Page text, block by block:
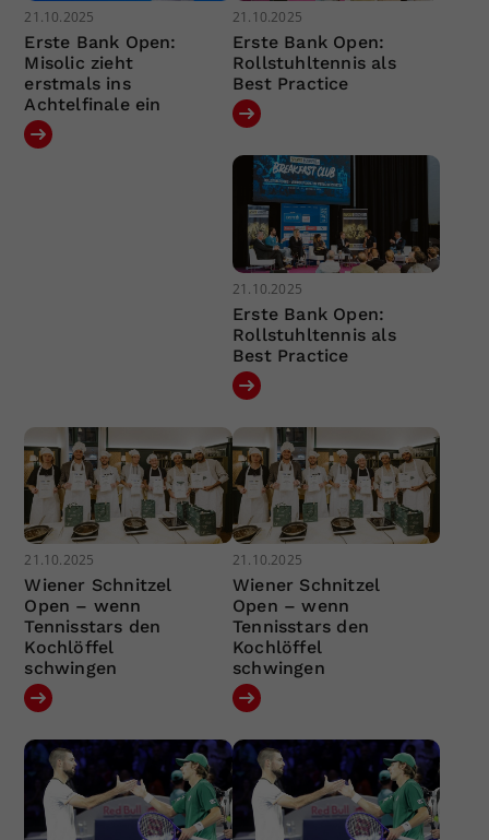
21.10.2025
Erste Bank Open:
Misolic zieht
erstmals ins
Achtelfinale ein
21.10.2025
Erste Bank Open:
Rollstuhltennis als
Best Practice
21.10.2025
Erste Bank Open:
Rollstuhltennis als
Best Practice
21.10.2025
Wiener Schnitzel
Open – wenn
Tennisstars den
Kochlöffel
schwingen
21.10.2025
Wiener Schnitzel
Open – wenn
Tennisstars den
Kochlöffel
schwingen